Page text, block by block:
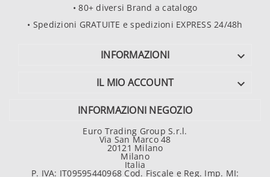
• 80+ diversi Brand a catalogo
• Spedizioni GRATUITE e spedizioni EXPRESS 24/48h
INFORMAZIONI 
IL MIO ACCOUNT 
INFORMAZIONI NEGOZIO
Euro Trading Group S.r.l.
Via San Marco 48
20121 Milano
Milano
Italia
P. IVA: IT09595440968 Cod. Fiscale e Reg. Imp. MI: